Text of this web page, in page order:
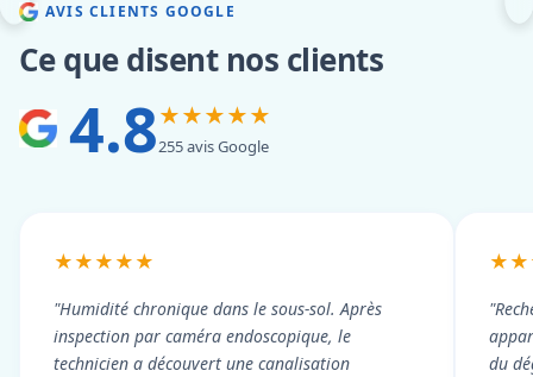
AVIS CLIENTS GOOGLE
Ce que disent nos clients
4.8★★★★★
255 avis Google
★★★★★
"Humidité chronique dans le sous-sol. Après
inspection par caméra endoscopique, le
technicien a découvert une canalisation
du